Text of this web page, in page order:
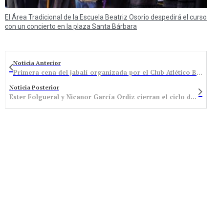
El Área Tradicional de la Escuela Beatriz Osorio despedirá el curso
con un concierto en la plaza Santa Bárbara
Noticia Anterior
Primera cena del jabalí organizada por el Club Atlético Bembibre
Noticia Posterior
Ester Folgueral y Nicanor García Ordiz cierran el ciclo de Tardes de Autor en Castropodame